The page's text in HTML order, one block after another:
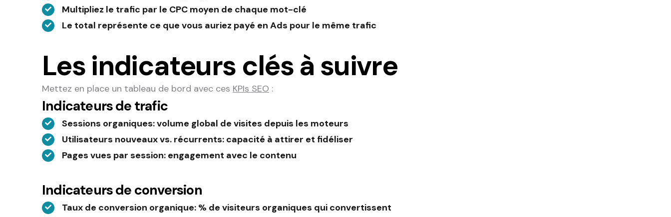
Multipliez le trafic par le CPC moyen de chaque mot-clé
Le total représente ce que vous auriez payé en Ads pour le même trafic
Les indicateurs clés à suivre
Mettez en place un tableau de bord avec ces KPIs SEO :
Indicateurs de trafic
Sessions organiques: volume global de visites depuis les moteurs
Utilisateurs nouveaux vs. récurrents: capacité à attirer et fidéliser
Pages vues par session: engagement avec le contenu
Indicateurs de conversion
Taux de conversion organique: % de visiteurs organiques qui convertissent